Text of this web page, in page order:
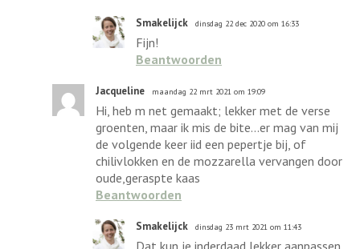
Smakelijck dinsdag 22 dec 2020 om 16:33
Fijn!
Beantwoorden
Jacqueline maandag 22 mrt 2021 om 19:09
Hi, heb m net gemaakt; lekker met de verse
groenten, maar ik mis de bite...er mag van mij
de volgende keer iid een pepertje bij, of
chilivlokken en de mozzarella vervangen door
oude,geraspte kaas
Beantwoorden
Smakelijck dinsdag 23 mrt 2021 om 11:43
Dat kun je inderdaad lekker aanpassen